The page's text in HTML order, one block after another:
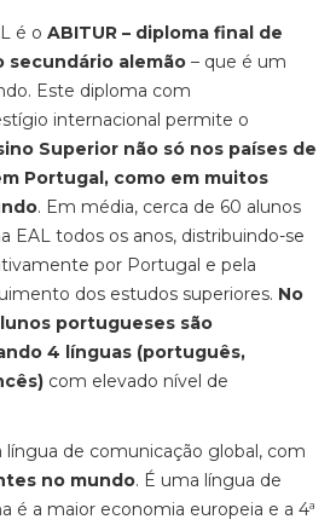
é o ABITUR – diploma final de
secundário alemão – que é um
Este diploma com
internacional permite o
Superior não só nos países de
Portugal, como em muitos
. Em média, cerca de 60 alunos
EAL todos os anos, distribuindo-se
por Portugal e pela
dos estudos superiores. No
portugueses são
4 línguas (português,
com elevado nível de
língua de comunicação global, com
no mundo. É uma língua de
é a maior economia europeia e a 4ª